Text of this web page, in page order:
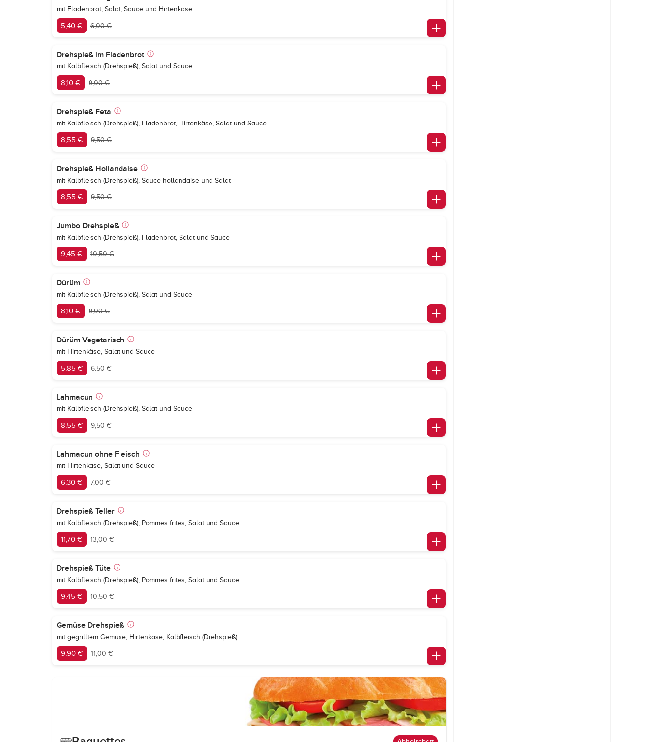
mit Fladenbrot, Salat, Sauce und Hirtenkäse
5,40 € 6,00 €
Drehspieß im Fladenbrot
mit Kalbfleisch (Drehspieß), Salat und Sauce
8,10 € 9,00 €
Drehspieß Feta
mit Kalbfleisch (Drehspieß), Fladenbrot, Hirtenkäse, Salat und Sauce
8,55 € 9,50 €
Drehspieß Hollandaise
mit Kalbfleisch (Drehspieß), Sauce hollandaise und Salat
8,55 € 9,50 €
Jumbo Drehspieß
mit Kalbfleisch (Drehspieß), Fladenbrot, Salat und Sauce
9,45 € 10,50 €
Dürüm
mit Kalbfleisch (Drehspieß), Salat und Sauce
8,10 € 9,00 €
Dürüm Vegetarisch
mit Hirtenkäse, Salat und Sauce
5,85 € 6,50 €
Lahmacun
mit Kalbfleisch (Drehspieß), Salat und Sauce
8,55 € 9,50 €
Lahmacun ohne Fleisch
mit Hirtenkäse, Salat und Sauce
6,30 € 7,00 €
Drehspieß Teller
mit Kalbfleisch (Drehspieß), Pommes frites, Salat und Sauce
11,70 € 13,00 €
Drehspieß Tüte
mit Kalbfleisch (Drehspieß), Pommes frites, Salat und Sauce
9,45 € 10,50 €
Gemüse Drehspieß
mit gegrilltem Gemüse, Hirtenkäse, Kalbfleisch (Drehspieß)
9,90 € 11,00 €